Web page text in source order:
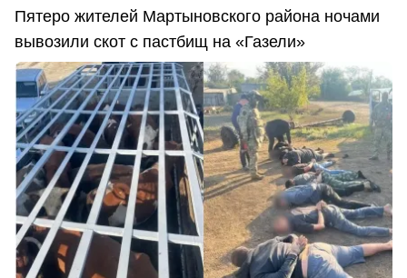
Пятеро жителей Мартыновского района ночами
вывозили скот с пастбищ на «Газели»